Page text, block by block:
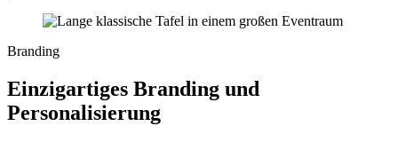
Branding
Einzigartiges Branding und
Personalisierung